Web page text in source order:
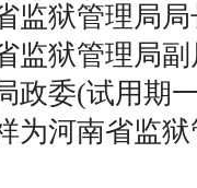
狱管理局局
狱管理局副
政委(试用期
河南省监狱